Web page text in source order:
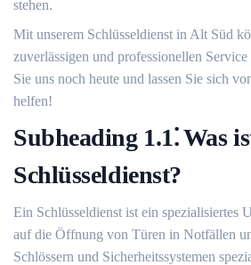
stehen.​
Mit unserem Schlüsseldienst in Alt Süd
zuverlässigen und professionellen
Sie uns noch heute und lassen Sie sich
helfen!​
Subheading 1.​1⁚ Was
Schlüsseldienst?​
Ein Schlüsseldienst ist ein spezialisiertes
auf die Öffnung von Türen in Notfällen
Schlössern und Sicherheitssystemen